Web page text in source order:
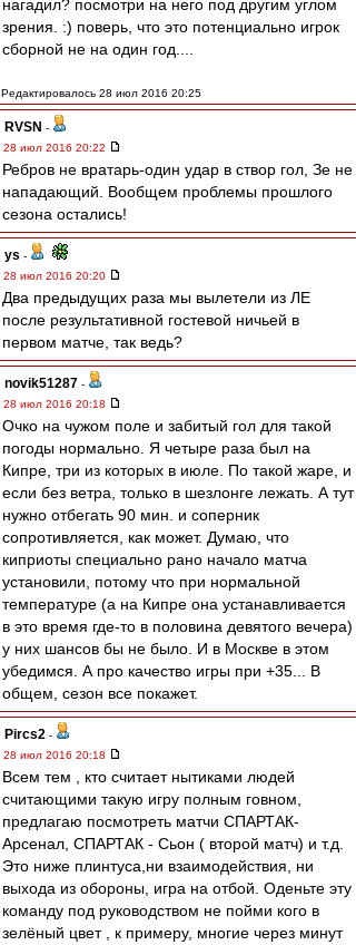
нагадил? посмотри на него под другим углом
зрения. :) поверь, что это потенциально игрок
сборной не на один год....
Редактировалось 28 июл 2016 20:25
RVSN -
28 июл 2016 20:22
Ребров не вратарь-один удар в створ гол, Зе не
нападающий. Вообщем проблемы прошлого
сезона остались!
ys -
28 июл 2016 20:20
Два предыдущих раза мы вылетели из ЛЕ
после результативной гостевой ничьей в
первом матче, так ведь?
novik51287 -
28 июл 2016 20:18
Очко на чужом поле и забитый гол для такой
погоды нормально. Я четыре раза был на
Кипре, три из которых в июле. По такой жаре, и
если без ветра, только в шезлонге лежать. А тут
нужно отбегать 90 мин. и соперник
сопротивляется, как может. Думаю, что
киприоты специально рано начало матча
установили, потому что при нормальной
температуре (а на Кипре она устанавливается
в это время где-то в половина девятого вечера)
у них шансов бы не было. И в Москве в этом
убедимся. А про качество игры при +35... В
общем, сезон все покажет.
Pircs2 -
28 июл 2016 20:18
Всем тем , кто считает нытиками людей
считающими такую игру полным говном,
предлагаю посмотреть матчи СПАРТАК-
Арсенал, СПАРТАК - Сьон ( второй матч) и т.д.
Это ниже плинтуса,ни взаимодействия, ни
выхода из обороны, игра на отбой. Оденьте эту
команду под руководством не пойми кого в
зелёный цвет , к примеру, многие через минут